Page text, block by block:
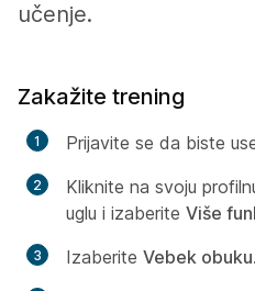
učenje.
Zakažite trening
Prijavite se da biste
Kliknite na svoju
uglu i izaberite Više
Izaberite Vebek obuku.